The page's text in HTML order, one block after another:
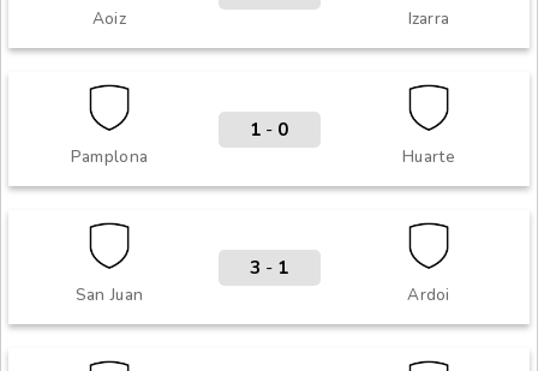
Aoiz Izarra
Pamplona Huarte
1 - 0
San Juan Ardoi
3 - 1